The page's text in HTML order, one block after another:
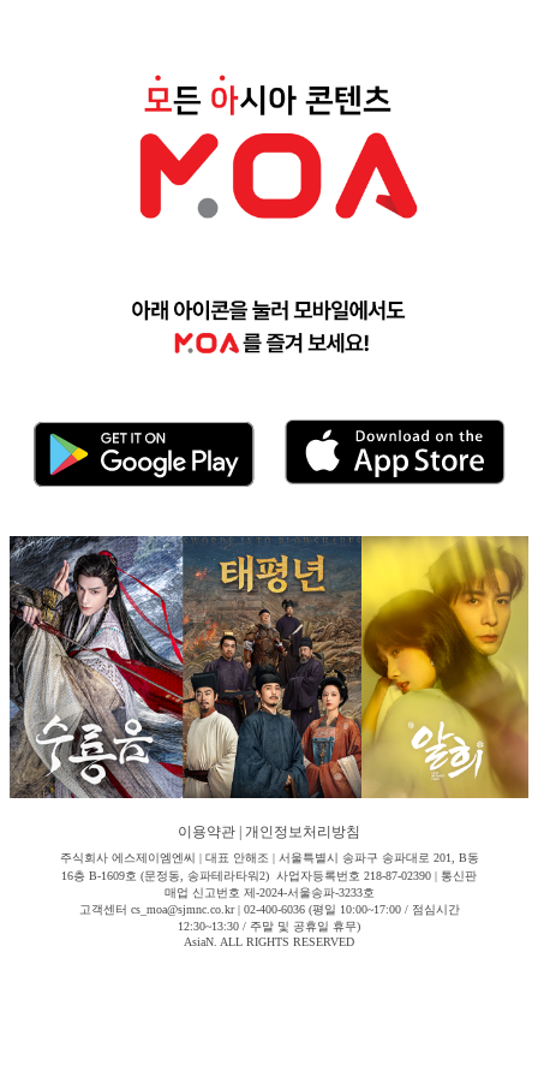
이용약관 개인정보처리방침
주식회사 에스제이엠엔씨 | 대표 안해조 | 서울특별시 송파구 송파대로 201, B동
16층 B-1609호 (문정동, 송파테라타워2) 사업자등록번호 218-87-02390 | 통신판
매업 신고번호 제-2024-서울송파-3233호
고객센터 cs_moa@sjmnc.co.kr | 02-400-6036 (평일 10:00~17:00 / 점심시간
12:30~13:30 / 주말 및 공휴일 휴무)
AsiaN. ALL RIGHTS RESERVED